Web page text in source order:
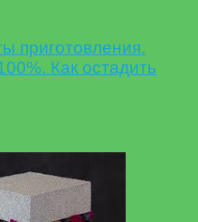
приготовления.
Как остадить